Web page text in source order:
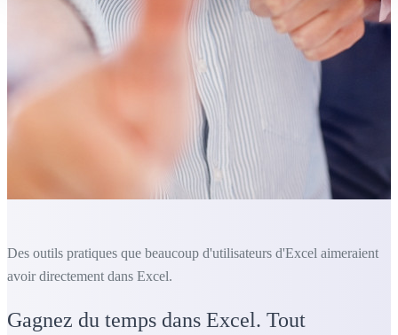
Des outils pratiques que beaucoup d'utilisateurs d'Excel aimeraient
avoir directement dans Excel.
Gagnez du temps dans Excel. Tout